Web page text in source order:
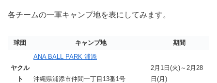
各チームの一軍キャンプ地を表にしてみます。
球団 キャンプ地 期間
ヤクル
ト
ANA BALL PARK 浦添
沖縄県浦添市仲間一丁目13番1号
2月1日(火)～2月28
日(月)